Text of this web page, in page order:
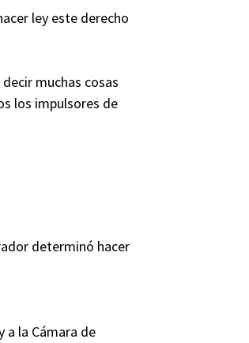
ley este derecho
muchas cosas
los impulsores de
determinó hacer
a la Cámara de